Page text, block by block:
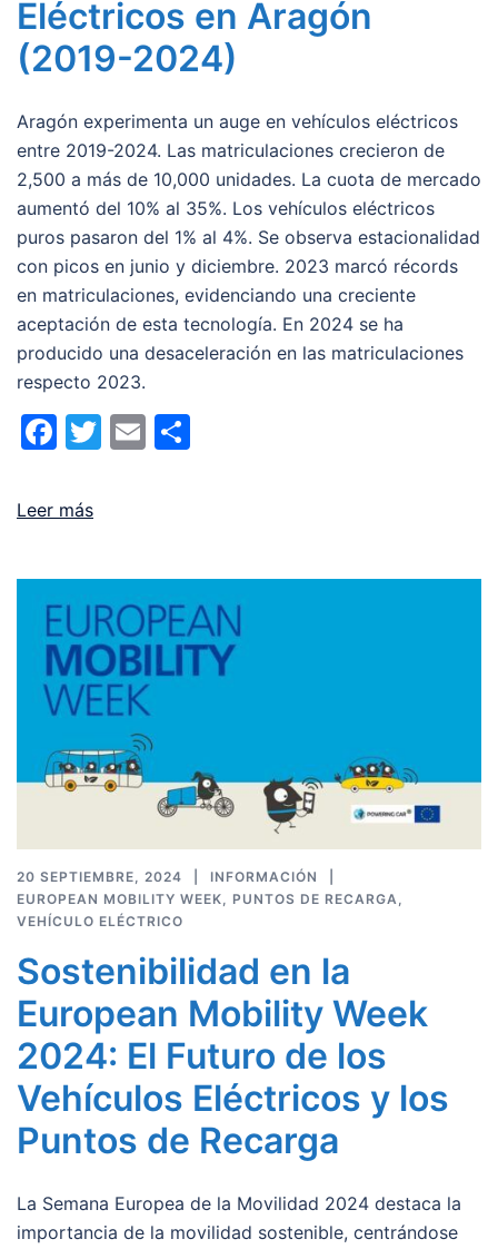
Eléctricos en Aragón
(2019-2024)
Aragón experimenta un auge en vehículos eléctricos
entre 2019-2024. Las matriculaciones crecieron de
2,500 a más de 10,000 unidades. La cuota de mercado
aumentó del 10% al 35%. Los vehículos eléctricos
puros pasaron del 1% al 4%. Se observa estacionalidad
con picos en junio y diciembre. 2023 marcó récords
en matriculaciones, evidenciando una creciente
aceptación de esta tecnología. En 2024 se ha
producido una desaceleración en las matriculaciones
respecto 2023.
Facebook
Twitter
Email
Leer más
20 SEPTIEMBRE, 2024
INFORMACIÓN
EUROPEAN MOBILITY WEEK, PUNTOS DE RECARGA,
VEHÍCULO ELÉCTRICO
Sostenibilidad en la
European Mobility Week
2024: El Futuro de los
Vehículos Eléctricos y los
Puntos de Recarga
La Semana Europea de la Movilidad 2024 destaca la
importancia de la movilidad sostenible, centrándose